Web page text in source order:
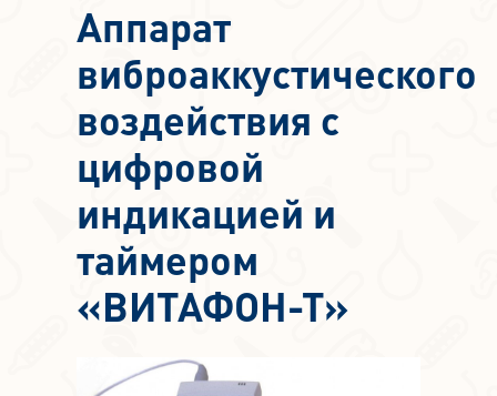
Аппарат
виброаккустического
воздействия с
цифровой
индикацией и
таймером
«ВИТАФОН-Т»